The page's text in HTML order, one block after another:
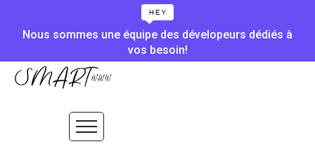
Nous sommes une équipe des dévelopeurs dédiés à
vos besoin!